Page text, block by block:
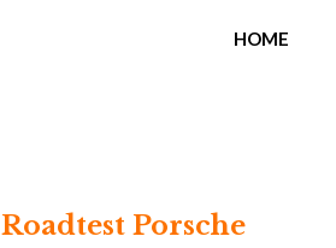
HOME
Roadtest Porsche